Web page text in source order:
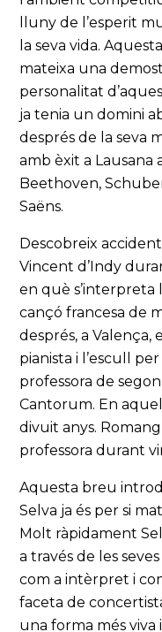
lluny de l’esperit
la seva vida.
mateixa una
personalitat
ja tenia un domini
després de la seva
amb èxit a Lausana
Beethoven,
Saëns.
Descobreix
Vincent d’Indy
en què s’interpreta
cançó francesa de
després, a Valença,
pianista i l’escull
professora de
Cantorum. En
divuit anys.
professora durant
Aquesta breu
Selva ja és per si
Molt ràpidament
a través de les
com a intèrpret i
faceta de
una forma més